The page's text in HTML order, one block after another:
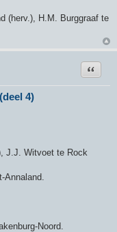
(herv.), H.M. Burggraaf te
4)
Citeer
J.J. Witvoet te Rock
Noord.